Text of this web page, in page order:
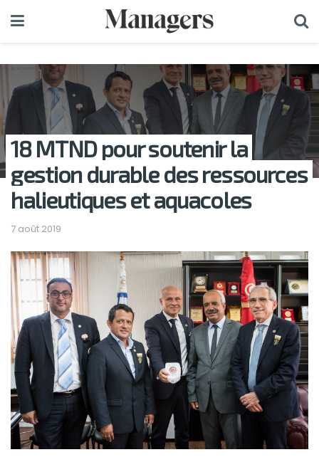
18 MTND pour soutenir la
gestion durable des ressources
halieutiques et aquacoles
7 août 2019